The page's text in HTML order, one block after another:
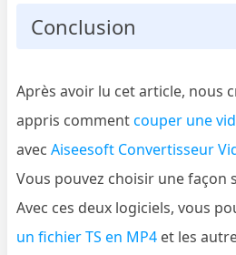
Conclusion
Après avoir lu cet article, nous
appris commentcouper une
avecAiseesoft Convertisseur
Vous pouvez choisir une façon
Avec ces deux logiciels, vous
un fichier TS en MP4 et les